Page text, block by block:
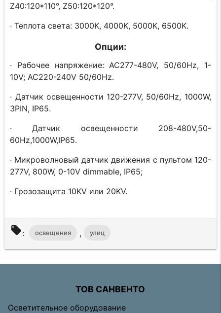
Z40:120*110°, Z50:120*120°.
· Теплота света: 3000K, 4000K, 5000K, 6500K.
Опции:
· Рабочее напряжение: AC277-480V, 50/60Hz, 1-
10V; AC220-240V 50/60Hz.
· Датчик освещенности 120-277V, 50/60Hz, 1000W,
3PIN, IP65.
· Датчик освещенности 208-480V,50-
60Hz,1000W,IP65.
· Микроволновый датчик движения с пультом 120-
277V, 800W, 0-10V dimmable, IP65;
· Грозозащита 10KV или 20KV.
local_offer: освещения , улиц
ТОВ САНВЕНТО
Осветительное оборудование